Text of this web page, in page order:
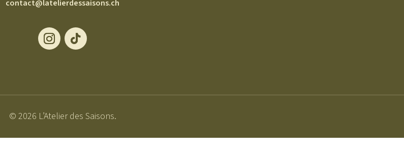
contact@latelierdessaisons.ch
© 2026 L’Atelier des Saisons.